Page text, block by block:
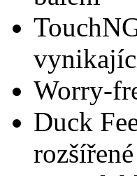
Worry-
Duck